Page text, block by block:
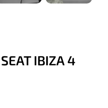
IBIZA 4